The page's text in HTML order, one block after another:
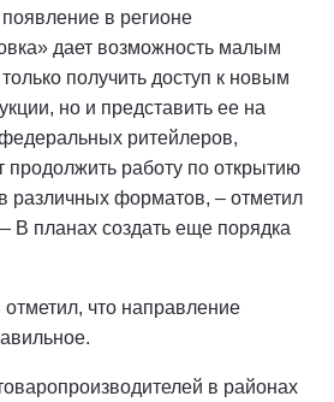
в регионе
дает возможность малым
получить доступ к новым
но и представить ее на
ритейлеров,
продолжить работу по открытию
различных форматов, – отметил
В планах создать еще порядка
что направление
в районах